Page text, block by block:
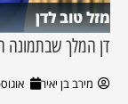
מזל טוב לדן
דן המלך שבתמונה
מירב בן יאיר אוגוסט 4,